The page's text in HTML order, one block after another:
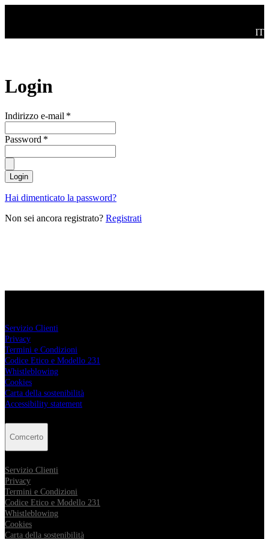
IT
Login
Indirizzo e-mail *
Password *
Login
Hai dimenticato la password?
Non sei ancora registrato? Registrati
Servizio Clienti
Privacy
Termini e Condizioni
Codice Etico e Modello 231
Whistleblowing
Cookies
Carta della sostenibilità
Accessibility statement
Comcerto
Servizio Clienti
Privacy
Termini e Condizioni
Codice Etico e Modello 231
Whistleblowing
Cookies
Carta della sostenibilità